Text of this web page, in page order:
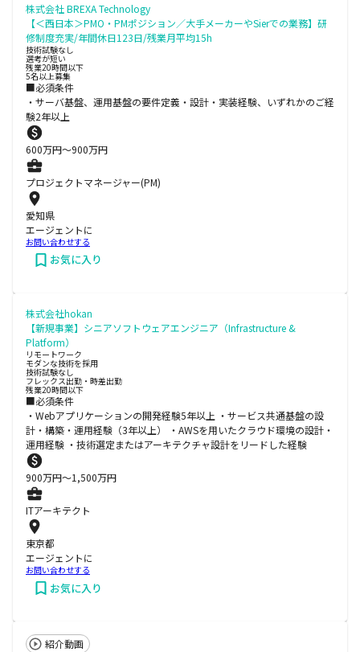
株式会社 BREXA Technology
【＜西日本＞PMO・PMポジション／大手メーカーやSierでの業務】研
修制度充実/年間休日123日/残業月平均15h
技術試験なし
選考が短い
残業20時間以下
5名以上募集
■必須条件
・サーバ基盤、運用基盤の要件定義・設計・実装経験、いずれかのご経
験2年以上
600万円〜900万円
プロジェクトマネージャー(PM)
愛知県
エージェントに
お問い合わせする
お気に入り
株式会社hokan
【新規事業】シニアソフトウェアエンジニア（Infrastructure &
Platform）
リモートワーク
モダンな技術を採用
技術試験なし
フレックス出勤・時差出勤
残業20時間以下
■必須条件
・Webアプリケーションの開発経験5年以上 ・サービス共通基盤の設
計・構築・運用経験（3年以上） ・AWSを用いたクラウド環境の設計・
運用経験 ・技術選定またはアーキテクチャ設計をリードした経験
900万円〜1,500万円
ITアーキテクト
東京都
エージェントに
お問い合わせする
お気に入り
紹介動画